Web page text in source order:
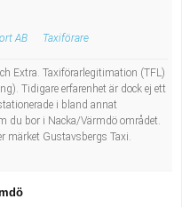
AB Taxiförare
Extra. Taxiförarlegitimation (TFL)
Tidigare erfarenhet är dock ej ett
i bland annat
du bor i Nacka/Värmdö området.
märket Gustavsbergs Taxi.